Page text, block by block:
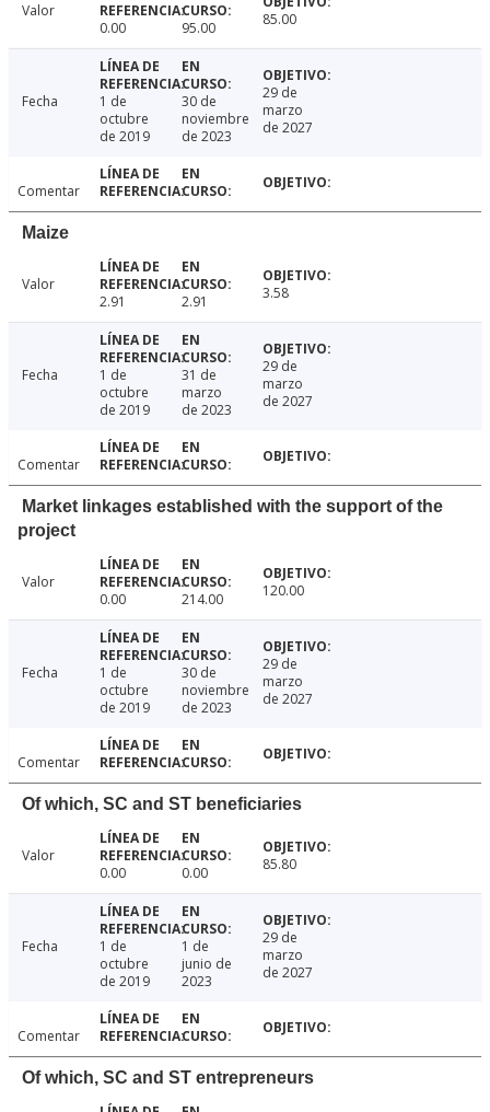
Valor
0.00
95.00 85.00
Fecha
1 de
octubre
de 2019
30 de
noviembre
de 2023
29 de
marzo
de 2027
Comentar
Maize
Valor
2.91
2.91 3.58
Fecha
1 de
octubre
de 2019
31 de
marzo
de 2023
29 de
marzo
de 2027
Comentar
Market linkages established with the support of the
project
Valor
0.00
214.00 120.00
Fecha
1 de
octubre
de 2019
30 de
noviembre
de 2023
29 de
marzo
de 2027
Comentar
Of which, SC and ST beneficiaries
Valor
0.00
0.00 85.80
Fecha
1 de
octubre
de 2019
1 de
junio de
2023
29 de
marzo
de 2027
Comentar
Of which, SC and ST entrepreneurs